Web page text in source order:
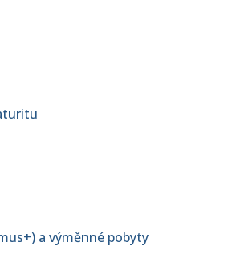
a výměnné pobyty